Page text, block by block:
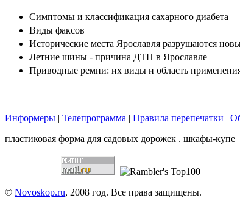
Симптомы и классификация сахарного диабета
Виды факсов
Исторические места Ярославля разрушаются
Летние шины - причина ДТП в Ярославле
Приводные ремни: их виды и область
Информеры | Телепрограмма | Правила перепечатки |
пластиковая форма для садовых дорожек . шкафы-купе
© Novoskop.ru, 2008 год. Все права защищены.